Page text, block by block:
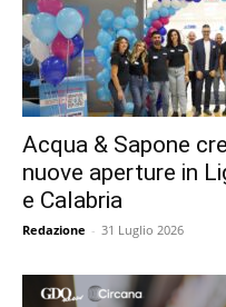
Acqua & Sapone
nuove aperture in
e Calabria
Redazione - 31 Luglio 2026